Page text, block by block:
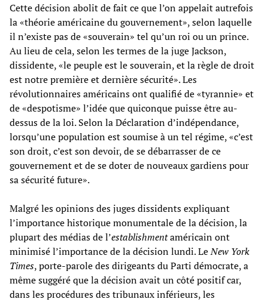
Cette décision abolit de fait ce que l’on appelait autrefois
la «théorie américaine du gouvernement», selon laquelle
il n’existe pas de «souverain» tel qu’un roi ou un prince.
Au lieu de cela, selon les termes de la juge Jackson,
dissidente, «le peuple est le souverain, et la règle de droit
est notre première et dernière sécurité». Les
révolutionnaires américains ont qualifié de «tyrannie» et
de «despotisme» l’idée que quiconque puisse être au-
dessus de la loi. Selon la Déclaration d’indépendance,
lorsqu’une population est soumise à un tel régime, «c’est
son droit, c’est son devoir, de se débarrasser de ce
gouvernement et de se doter de nouveaux gardiens pour
sa sécurité future».
Malgré les opinions des juges dissidents expliquant
l’importance historique monumentale de la décision, la
plupart des médias de l’establishmentaméricain ont
minimisé l’importance de la décision lundi. LeNew York
Times, porte-parole des dirigeants du Parti démocrate, a
même suggéré que la décision avait un côté positif car,
dans les procédures des tribunaux inférieurs, les